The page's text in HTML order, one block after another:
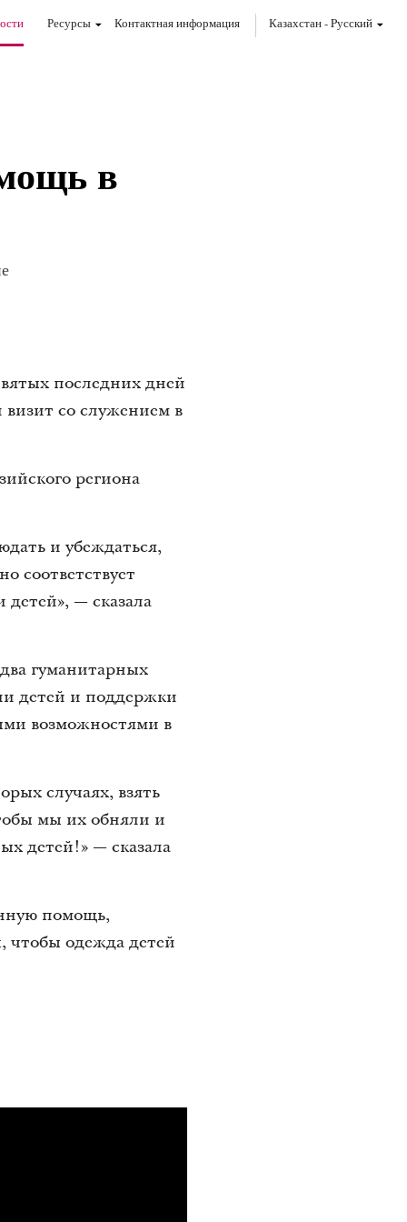
Ресурсы Контактная информация Казахстан-Pусский
в
последних дней
со служением в
региона
и убеждаться,
соответствует
— сказала
гуманитарных
детей и поддержки
возможностями в
случаях, взять
мы их обняли и
детей!» — сказала
помощь,
одежда детей